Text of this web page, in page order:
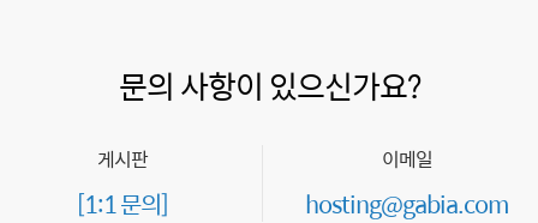
문의 사항이 있으신가요?
게시판
[1:1 문의]
이메일
hosting@gabia.com